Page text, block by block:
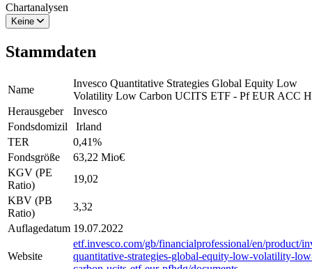
Chartanalysen
Keine
Stammdaten
Name
Invesco Quantitative Strategies Global Equity Low
Volatility Low Carbon UCITS ETF - Pf EUR ACC H
Herausgeber
Invesco
Fondsdomizil
Irland
TER
0,41%
Fondsgröße
63,22 Mio€
KGV (PE
Ratio)
19,02
KBV (PB
Ratio)
3,32
Auflagedatum 19.07.2022
Website
etf.invesco.com/gb/financialprofessional/en/product/
quantitative-strategies-global-equity-low-volatility-